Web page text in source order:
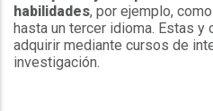
habilidades, por ejemplo,
hasta un tercer idioma. Estas
adquirir mediante cursos de
investigación.